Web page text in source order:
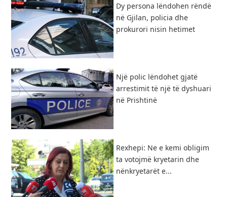
Dy persona lëndohen rëndë
në Gjilan, policia dhe
prokurori nisin hetimet
Një polic lëndohet gjatë
arrestimit të një të dyshuari
në Prishtinë
Rexhepi: Ne e kemi obligim
ta votojmë kryetarin dhe
nënkryetarët e...